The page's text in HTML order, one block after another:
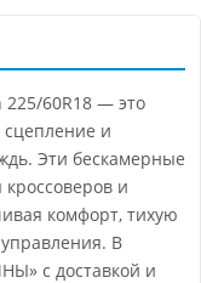
60R18 — это
и
Эти бескамерные
и
комфорт, тихую
В
с доставкой и